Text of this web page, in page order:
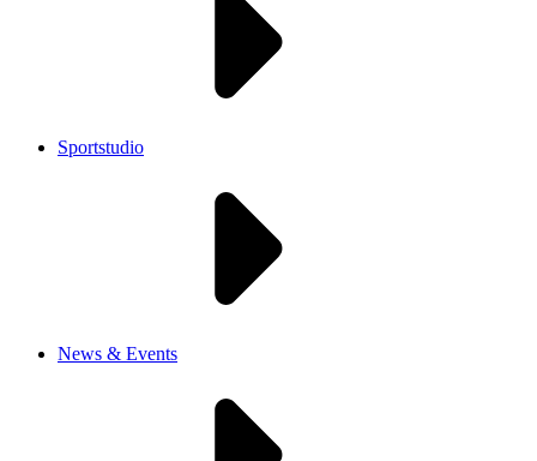
Sportstudio
News & Events